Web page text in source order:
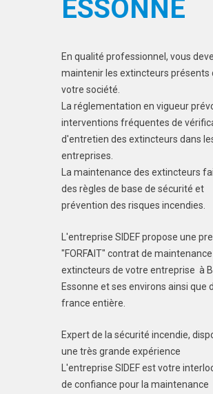
ESSONNE
En qualité professionnel, vous
maintenir les extincteurs présents
votre société.
La réglementation en vigueur
interventions fréquentes de
d'entretien des extincteurs dans
entreprises.
La maintenance des extincteurs
des règles de base de sécurité et
prévention des risques incendies.
L'entreprise SIDEF propose une
"FORFAIT" contrat de
extincteurs de votre entreprise à
Essonne et ses environs ainsi que
france entière.
Expert de la sécurité incendie,
une très grande expérience
L'entreprise SIDEF est votre
de confiance pour la maintenance